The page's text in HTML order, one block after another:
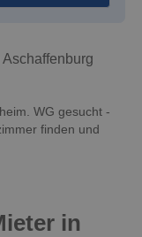
WG gesucht -
finden und
in